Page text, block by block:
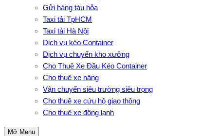
Gửi hàng tàu hỏa
Taxi tải TpHCM
Taxi tải Hà Nội
Dịch vụ kéo Container
Dịch vụ chuyển kho xưởng
Cho Thuê Xe Đầu Kéo Container
Cho thuê xe nâng
Vận chuyển siêu trường siêu trọng
Cho thuê xe cứu hộ giao thông
Cho thuê xe đông lạnh
Mở Menu